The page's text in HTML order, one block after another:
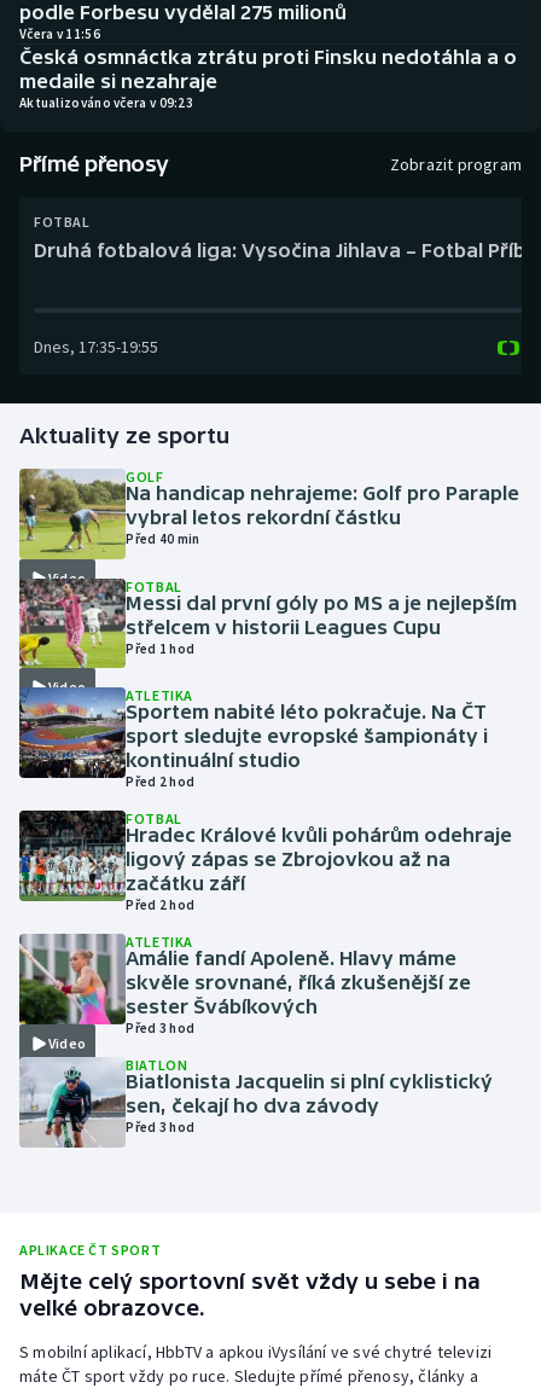
Boby a skeleton
Box
Curling
Gymnastika
Házená
Jezdectví
Judo
Krasobruslení
Lezení
Lyže a snowboard
Moderní pětiboj
Motorsport
Olympijské hry
Parasport
Plavání
Plážový volejbal
Rychlobruslení
Rychlostní kanoistika
Short track
AZ kvíz
podle Forbesu vydělal 275 milionů
Včera v 11:56
Česká osmnáctka ztrátu proti Finsku nedotáhla a o
medaile si nezahraje
Aktualizováno včera v 09:23
Přímé přenosy Zobrazit program
FOTBAL
Druhá fotbalová liga: Vysočina Jihlava – Fotbal
Dnes, 17:35-19:55
Aktuality ze sportu
Video
GOLF
Na handicap nehrajeme: Golf pro Paraple
vybral letos rekordní částku
Před 40 min
Video
FOTBAL
Messi dal první góly po MS a je nejlepším
střelcem v historii Leagues Cupu
Před 1 hod
ATLETIKA
Sportem nabité léto pokračuje. Na ČT
sport sledujte evropské šampionáty i
kontinuální studio
Před 2 hod
FOTBAL
Hradec Králové kvůli pohárům odehraje
ligový zápas se Zbrojovkou až na
začátku září
Před 2 hod
Video
ATLETIKA
Amálie fandí Apoleně. Hlavy máme
skvěle srovnané, říká zkušenější ze
sester Švábíkových
Před 3 hod
BIATLON
Biatlonista Jacquelin si plní cyklistický
sen, čekají ho dva závody
Před 3 hod
APLIKACE ČT SPORT
Mějte celý sportovní svět vždy u sebe i na
velké obrazovce.
S mobilní aplikací, HbbTV a apkou iVysílání ve své chytré televizi
máte ČT sport vždy po ruce. Sledujte přímé přenosy, články a